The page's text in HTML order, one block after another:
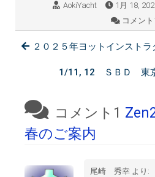
AokiYacht 1月 18,
コメント
２０２５年ヨットインスト
1/11, 12 ＳＢＤ 東京
コメント1
春のご案内
尾崎 秀幸 より: